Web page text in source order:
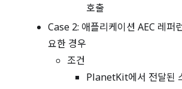
호출
Case 2: 애플리케이션 AEC 레퍼
요한 경우
조건
PlanetKit에서 전달된